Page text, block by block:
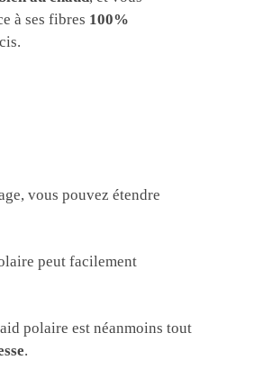
à ses fibres 100%
vous pouvez étendre
peut facilement
polaire est néanmoins tout
.